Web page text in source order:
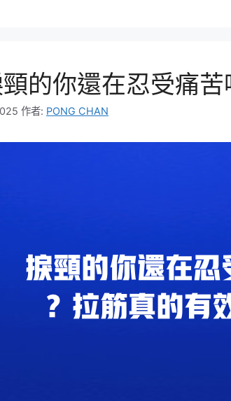
的你還在忍受痛
作者: PONG CHAN